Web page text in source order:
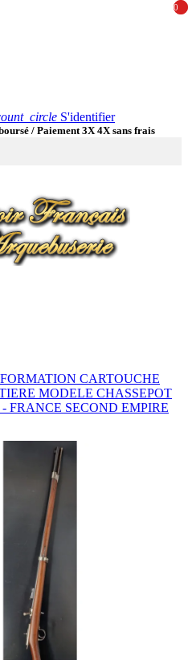
S'identifier
/ Paiement 3X 4X sans frais
0
0
CARTOUCHE
MODELE CHASSEPOT
FRANCE SECOND EMPIRE